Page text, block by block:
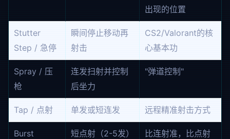
出现的位置
Stutter
Step / 急停
瞬间停止移动再
射击
CS2/Valorant的核
心基本功
Spray / 压
枪
连发扫射并控制
后坐力
"弹道控制"
Tap / 点射 单发或短连发 远程精准射击方式
Burst 短点射（2-5发）
比连射准，比点射